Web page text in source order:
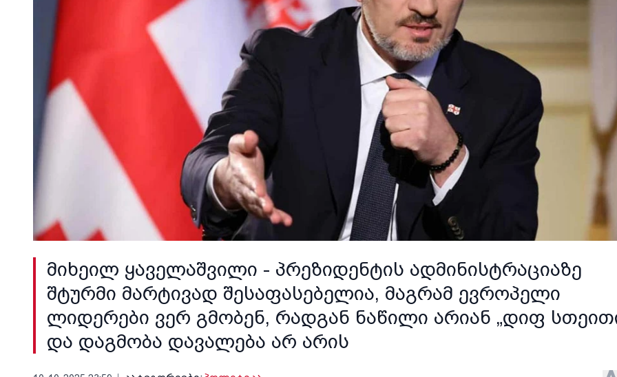
მიხეილ ყაველაშვილი - პრეზიდენტის ადმინისტრაციაზე
შტურმი მარტივად შესაფასებელია, მაგრამ ევროპელი
ლიდერები ვერ გმობენ, რადგან ნაწილი არიან „დიფ
და დაგმობა დავალება არ არის